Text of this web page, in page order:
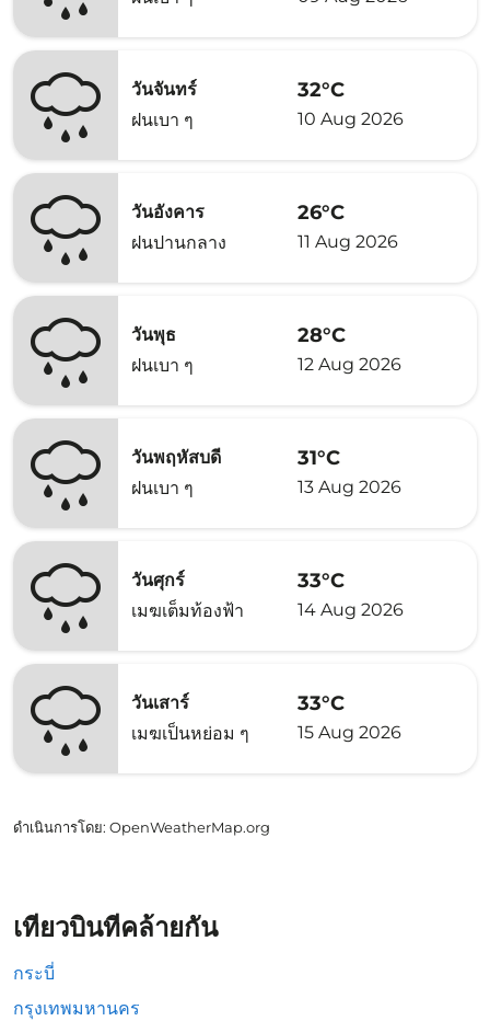
วันจันทร์
ฝนเบา ๆ
32°C
10 Aug 2026
วันอังคาร
ฝนปานกลาง
26°C
11 Aug 2026
วันพุธ
ฝนเบา ๆ
28°C
12 Aug 2026
วันพฤหัสบดี
ฝนเบา ๆ
31°C
13 Aug 2026
วันศุกร์
เมฆเต็มท้องฟ้า
33°C
14 Aug 2026
วันเสาร์
เมฆเป็นหย่อม ๆ
33°C
15 Aug 2026
ดำเนินการโดย: OpenWeatherMap.org
เที่ยวบินที่คล้ายกัน
กระบี่
กรุงเทพมหานคร